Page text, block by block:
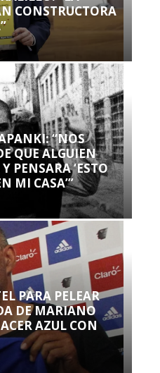
CONSTRUCTORA
“NOS
QUE ALGUIEN
PENSARA ‘ESTO
MI CASA’”
PARA PELEAR
DE MARIANO
AZUL CON